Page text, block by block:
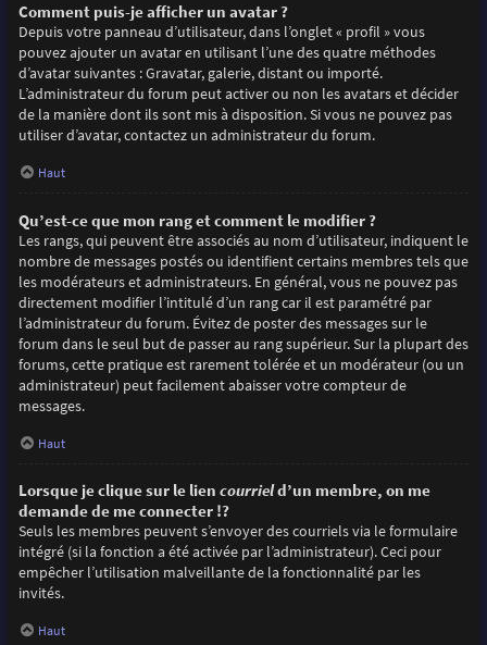
Comment puis-je afficher un avatar ?
Depuis votre panneau d’utilisateur, dans l’onglet « profil » vous
pouvez ajouter un avatar en utilisant l’une des quatre méthodes
d’avatar suivantes : Gravatar, galerie, distant ou importé.
L’administrateur du forum peut activer ou non les avatars et décider
de la manière dont ils sont mis à disposition. Si vous ne pouvez pas
utiliser d’avatar, contactez un administrateur du forum.
Haut
Qu’est-ce que mon rang et comment le modifier ?
Les rangs, qui peuvent être associés au nom d’utilisateur, indiquent le
nombre de messages postés ou identifient certains membres tels que
les modérateurs et administrateurs. En général, vous ne pouvez pas
directement modifier l’intitulé d’un rang car il est paramétré par
l’administrateur du forum. Évitez de poster des messages sur le
forum dans le seul but de passer au rang supérieur. Sur la plupart des
forums, cette pratique est rarement tolérée et un modérateur (ou un
administrateur) peut facilement abaisser votre compteur de
messages.
Haut
Lorsque je clique sur le lien courrield’un membre, on me
demande de me connecter !?
Seuls les membres peuvent s’envoyer des courriels via le formulaire
intégré (si la fonction a été activée par l’administrateur). Ceci pour
empêcher l’utilisation malveillante de la fonctionnalité par les
invités.
Haut